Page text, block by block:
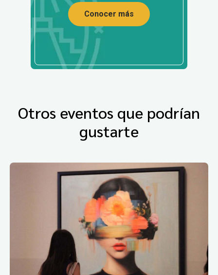
Conocer más
Otros eventos que podrían
gustarte